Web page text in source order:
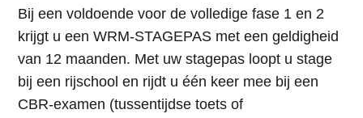
Bij een voldoende voor de volledige fase 1 en 2
krijgt u een WRM-STAGEPAS met een geldigheid
van 12 maanden. Met uw stagepas loopt u stage
bij een rijschool en rijdt u één keer mee bij een
CBR-examen (tussentijdse toets of